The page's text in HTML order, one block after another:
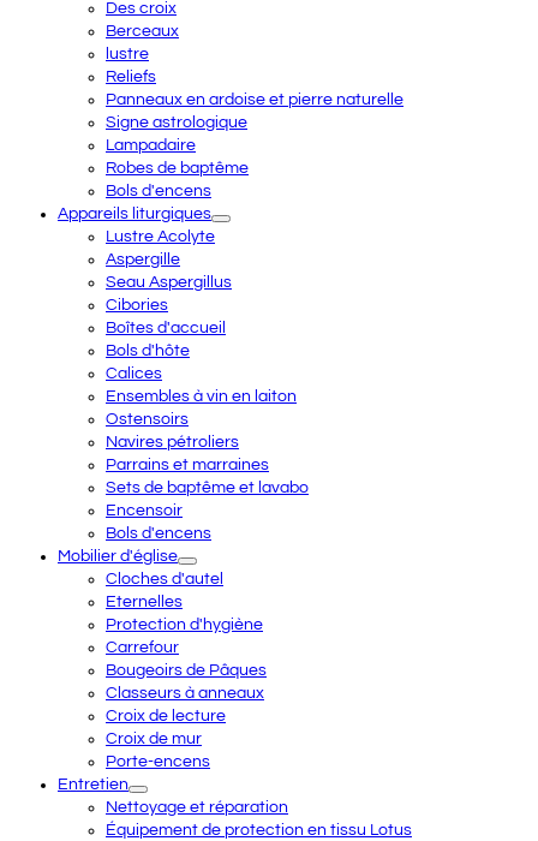
Des croix
Berceaux
lustre
Reliefs
Panneaux en ardoise et pierre naturelle
Signe astrologique
Lampadaire
Robes de baptême
Bols d'encens
Appareils liturgiques
Lustre Acolyte
Aspergille
Seau Aspergillus
Cibories
Boîtes d'accueil
Bols d'hôte
Calices
Ensembles à vin en laiton
Ostensoirs
Navires pétroliers
Parrains et marraines
Sets de baptême et lavabo
Encensoir
Bols d'encens
Mobilier d'église
Cloches d'autel
Eternelles
Protection d'hygiène
Carrefour
Bougeoirs de Pâques
Classeurs à anneaux
Croix de lecture
Croix de mur
Porte-encens
Entretien
Nettoyage et réparation
Équipement de protection en tissu Lotus